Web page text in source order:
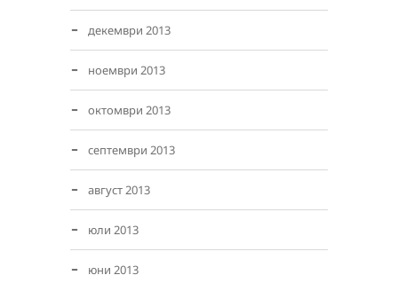
декември 2013
ноември 2013
октомври 2013
септември 2013
август 2013
юли 2013
юни 2013